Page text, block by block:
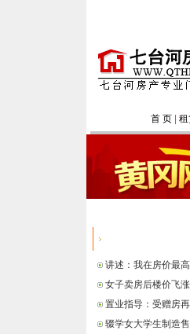
首 页| 租
讲述：我在房价最
女子卖房后楼价飞
置业指导：受赠房
辍学女大学生制造